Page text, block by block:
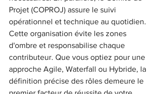
Projet (COPROJ) assure le suivi
opérationnel et technique au quotidien.
Cette organisation évite les zones
d'ombre et responsabilise chaque
contributeur. Que vous optiez pour une
approche Agile, Waterfall ou Hybride, la
définition précise des rôles demeure le